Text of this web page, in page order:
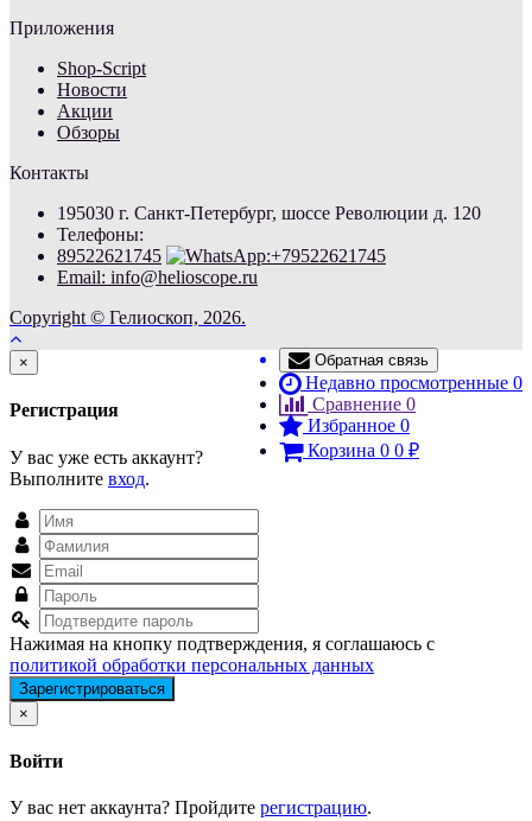
Приложения
Shop-Script
Новости
Акции
Обзоры
Контакты
195030 г. Санкт-Петербург, шоссе Революции д. 120
Телефоны:
89522621745
Email: info@helioscope.ru
Copyright © Гелиоскоп, 2026.
Обратная связь
Недавно просмотренные 0
Сравнение 0
Избранное 0
Корзина 0 0 ₽
×
Регистрация
У вас уже есть аккаунт?
Выполните вход.
Нажимая на кнопку подтверждения, я соглашаюсь с
политикой обработки персональных данных
×
Войти
У вас нет аккаунта? Пройдите регистрацию.